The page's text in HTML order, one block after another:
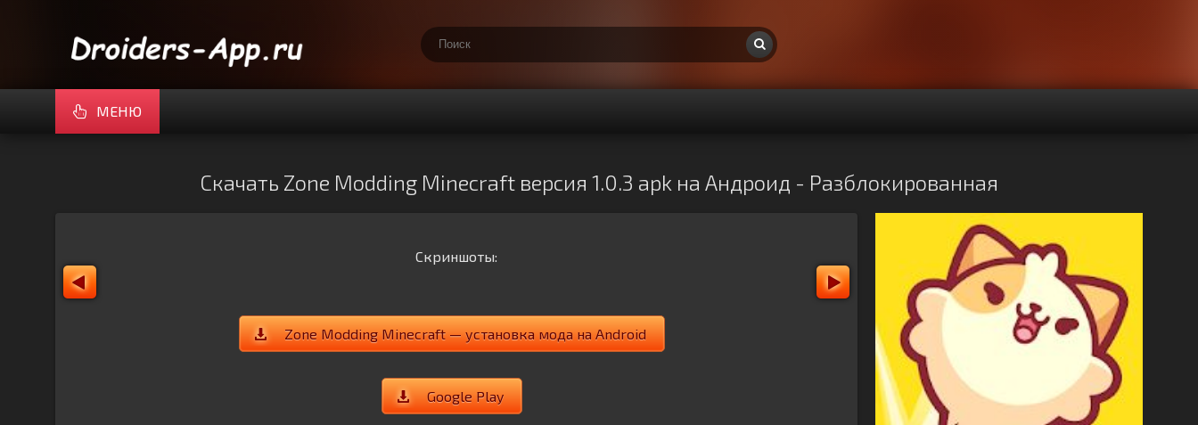
МЕНЮ
Скачать Zone Modding Minecraft версия 1.0.3 apk на Андроид - Разблокированная
Скриншоты:
Zone Modding Minecraft — установка мода на Android
Google Play